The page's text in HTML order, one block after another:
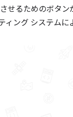
せるためのボタ
ング システムに